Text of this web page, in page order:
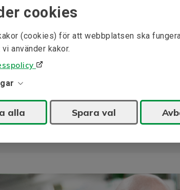
cookies
(cookies) för att webbplatsen ska
använder kakor.
alla Spara val